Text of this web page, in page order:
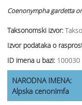
Taksonomski izvor:
Izvor podataka o
ID imena u bazi: 100030
Coenonympha gardetta
NARODNA IMENA:
Alpska cenonimfa